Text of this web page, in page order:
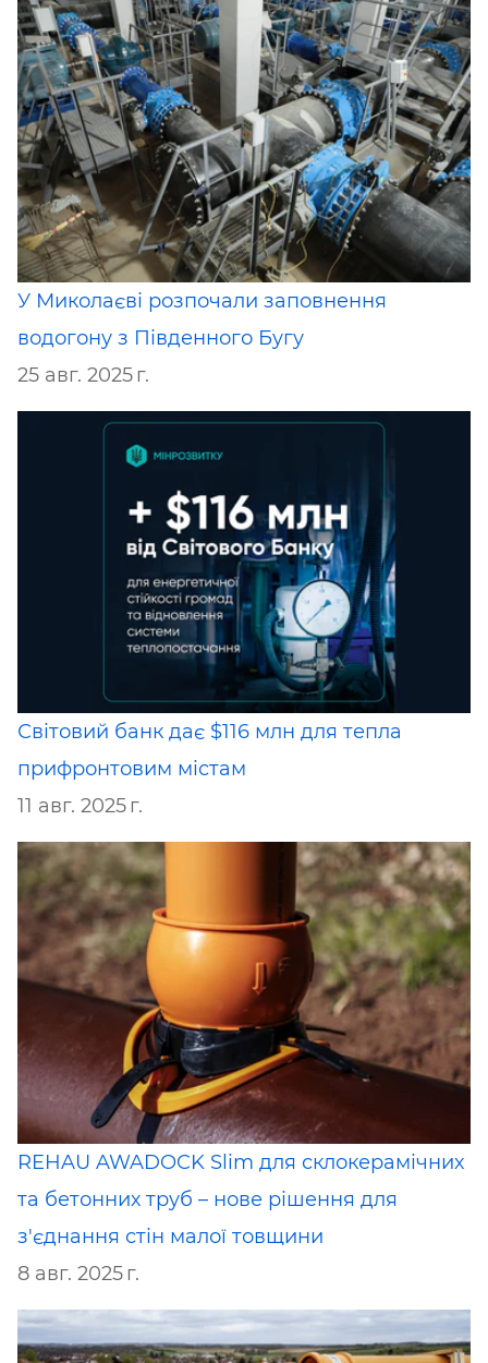
У Миколаєві розпочали заповнення
водогону з Південного Бугу
25 авг. 2025 г.
Світовий банк дає $116 млн для тепла
прифронтовим містам
11 авг. 2025 г.
REHAU AWADOCK Slim для склокерамічних
та бетонних труб – нове рішення для
з'єднання стін малої товщини
8 авг. 2025 г.